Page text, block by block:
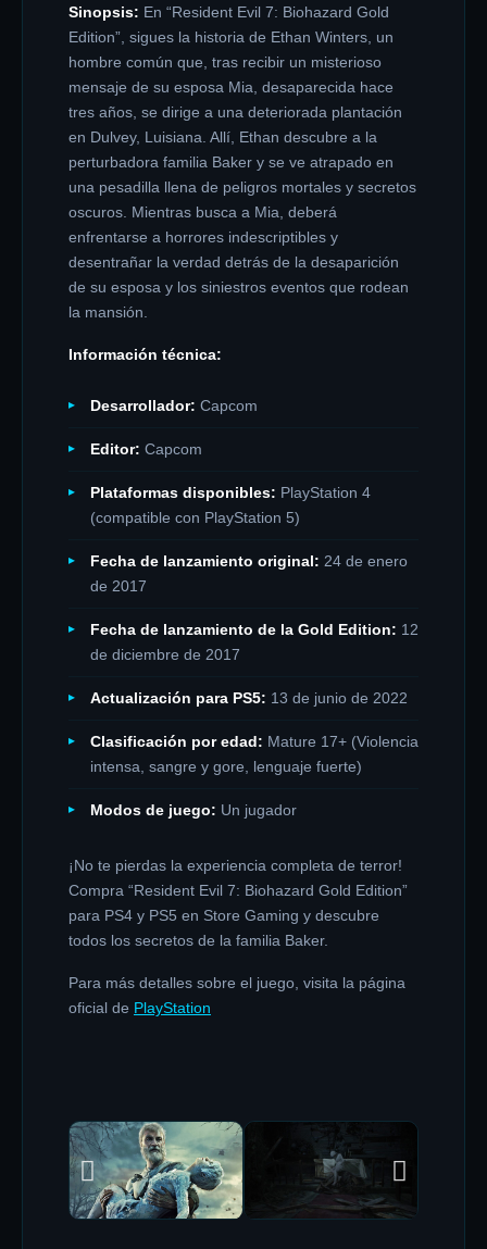
Sinopsis: En “Resident Evil 7: Biohazard Gold
Edition”, sigues la historia de Ethan Winters, un
hombre común que, tras recibir un misterioso
mensaje de su esposa Mia, desaparecida hace
tres años, se dirige a una deteriorada plantación
en Dulvey, Luisiana. Allí, Ethan descubre a la
perturbadora familia Baker y se ve atrapado en
una pesadilla llena de peligros mortales y secretos
oscuros. Mientras busca a Mia, deberá
enfrentarse a horrores indescriptibles y
desentrañar la verdad detrás de la desaparición
de su esposa y los siniestros eventos que rodean
la mansión.
Información técnica:
Desarrollador: Capcom
Editor: Capcom
Plataformas disponibles: PlayStation 4
(compatible con PlayStation 5)
Fecha de lanzamiento original: 24 de enero
de 2017
Fecha de lanzamiento de la Gold Edition: 12
de diciembre de 2017
Actualización para PS5: 13 de junio de 2022
Clasificación por edad: Mature 17+ (Violencia
intensa, sangre y gore, lenguaje fuerte)
Modos de juego: Un jugador
¡No te pierdas la experiencia completa de terror!
Compra “Resident Evil 7: Biohazard Gold Edition”
para PS4 y PS5 en Store Gaming y descubre
todos los secretos de la familia Baker.
Para más detalles sobre el juego, visita la página
oficial de PlayStation